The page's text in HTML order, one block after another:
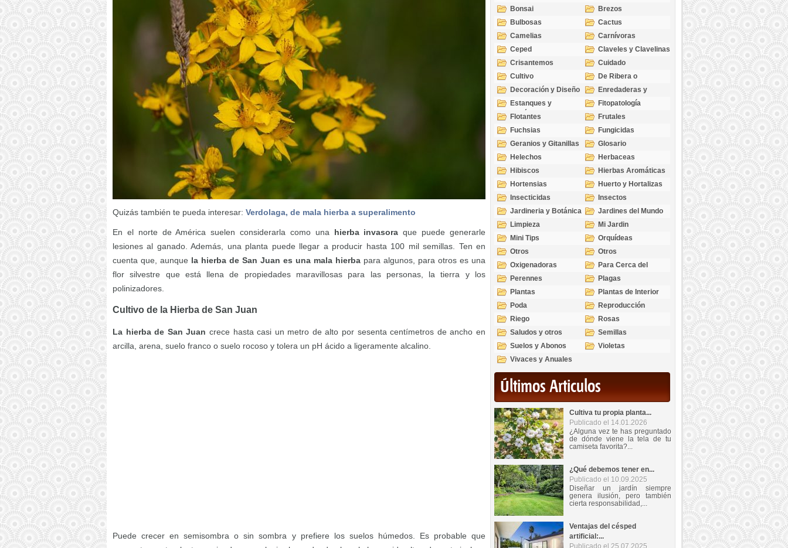
Quizás también te pueda interesar: Verdolaga, de mala hierba a superalimento
En el norte de América suelen considerarla como una hierba invasora que puede generarle
lesiones al ganado. Además, una planta puede llegar a producir hasta 100 mil semillas. Ten en
cuenta que, aunque la hierba de San Juan es una mala hierba para algunos, para otros es una
flor silvestre que está llena de propiedades maravillosas para las personas, la tierra y los
polinizadores.
Cultivo de la Hierba de San Juan
La hierba de San Juan crece hasta casi un metro de alto por sesenta centímetros de ancho en
arcilla, arena, suelo franco o suelo rocoso y tolera un pH ácido a ligeramente alcalino.
Puede crecer en semisombra o sin sombra y prefiere los suelos húmedos. Es probable que
Rododendros
Bonsai
Brezos
Bulbosas
Cactus
Camelias
Carnívoras
Ceped
Claveles y Clavelinas
Crisantemos
Cuidado
Cultivo
De Ribera o
Palustres
Decoración y Diseño
Enredaderas y
cubresuelos
Estanques y
Acuáticas
Fitopatología
Flotantes
Frutales
Fuchsias
Fungicidas
Geranios y Gitanillas
Glosario
Helechos
Herbaceas
Hibiscos
Hierbas Aromáticas
Hortensias
Huerto y Hortalizas
Insecticidas
Insectos
Jardineria y Botánica
Jardines del Mundo
Limpieza
Mi Jardin
Mini Tips
Orquídeas
Otros
Otros
Oxigenadoras
Para Cerca del
Estanque
Perennes
Plagas
Plantas
Plantas de Interior
Poda
Reproducción
Riego
Rosas
Saludos y otros
temas
Semillas
Suelos y Abonos
Violetas
Vivaces y Anuales
Últimos Articulos
Cultiva tu propia planta...
Publicado el 14.01.2026
¿Alguna vez te has preguntado
de dónde viene la tela de tu
camiseta favorita?...
¿Qué debemos tener en...
Publicado el 10.09.2025
Diseñar un jardín siempre
genera ilusión, pero también
cierta responsabilidad,...
Ventajas del césped
artificial:...
Publicado el 25.07.2025